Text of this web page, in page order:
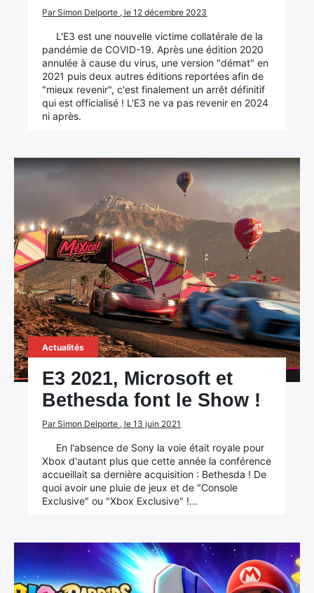
Par Simon Delporte , le 12 décembre 2023
L'E3 est une nouvelle victime collatérale de la
pandémie de COVID-19. Après une édition 2020
annulée à cause du virus, une version "démat" en
2021 puis deux autres éditions reportées afin de
"mieux revenir", c'est finalement un arrêt définitif
qui est officialisé ! L'E3 ne va pas revenir en 2024
ni après.
Actualités
E3 2021, Microsoft et
Bethesda font le Show !
Par Simon Delporte , le 13 juin 2021
En l'absence de Sony la voie était royale pour
Xbox d'autant plus que cette année la conférence
accueillait sa dernière acquisition : Bethesda ! De
quoi avoir une pluie de jeux et de "Console
Exclusive" ou "Xbox Exclusive" !…